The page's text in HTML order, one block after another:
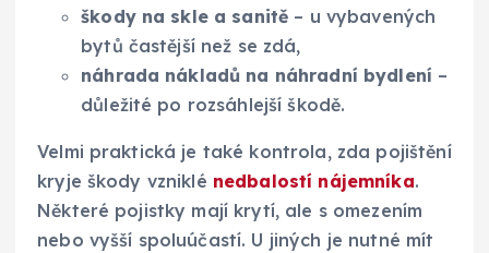
škody na skle a sanitě – u vybavených
bytů častější než se zdá,
náhrada nákladů na náhradní bydlení –
důležité po rozsáhlejší škodě.
Velmi praktická je také kontrola, zda pojištění
kryje škody vzniklé nedbalostí nájemníka.
Některé pojistky mají krytí, ale s omezením
nebo vyšší spoluúčastí. U jiných je nutné mít